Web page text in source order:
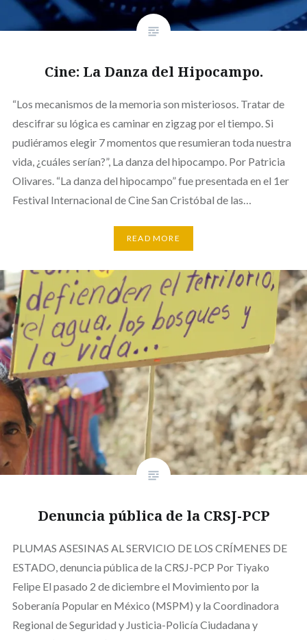
Cine: La Danza del Hipocampo.
“Los mecanismos de la memoria son misteriosos. Tratar de
descifrar su lógica es caminar en zigzag por el tiempo. Si
pudiéramos elegir 7 momentos que resumieran toda nuestra
vida, ¿cuáles serían?”, La danza del hipocampo. Por Patricia
Olivares. “La danza del hipocampo” fue presentada en el 1er
Festival Internacional de Cine San Cristóbal de las…
READ MORE
Denuncia pública de la CRSJ-PCP
PLUMAS ASESINAS AL SERVICIO DE LOS CRÍMENES DE
ESTADO, denuncia pública de la CRSJ-PCP Por Tiyako
Felipe El pasado 2 de diciembre el Movimiento por la
Soberanía Popular en México (MSPM) y la Coordinadora
Regional de Seguridad y Justicia-Policía Ciudadana y